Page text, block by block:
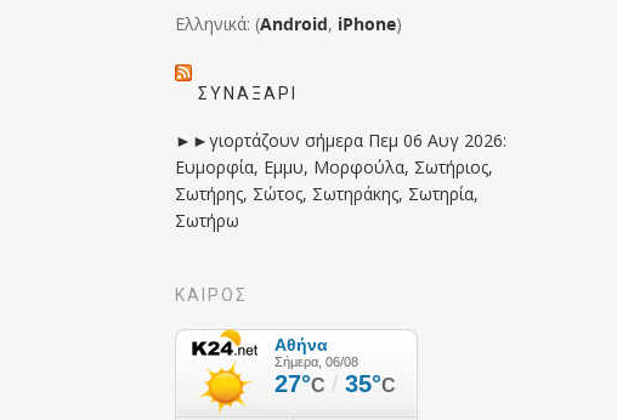
Ελληνικά: (Android, iPhone)
ΣΥΝΑΞΆΡΙ
►►γιορτάζουν σήμερα Πεμ 06 Αυγ 2026:
Ευμορφία, Εμμυ, Μορφούλα, Σωτήριος,
Σωτήρης, Σώτος, Σωτηράκης, Σωτηρία,
Σωτήρω
ΚΑΙΡΟΣ